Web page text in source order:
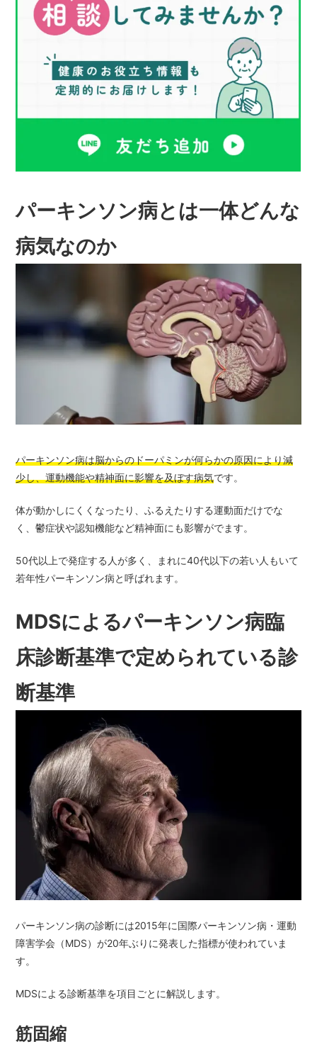
パーキンソン病とは一体どんな
病気なのか
パーキンソン病は脳からのドーパミンが何らかの原因により減
少し、運動機能や精神面に影響を及ぼす病気です。
体が動かしにくくなったり、ふるえたりする運動面だけでな
く、鬱症状や認知機能など精神面にも影響がでます。
50代以上で発症する人が多く、まれに40代以下の若い人もいて
若年性パーキンソン病と呼ばれます。
MDSによるパーキンソン病臨
床診断基準で定められている診
断基準
パーキンソン病の診断には2015年に国際パーキンソン病・運動
障害学会（MDS）が20年ぶりに発表した指標が使われていま
す。
MDSによる診断基準を項目ごとに解説します。
筋固縮